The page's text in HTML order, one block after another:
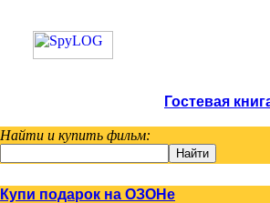
Гостевая
Найти и купить фильм:
Купи подарок на ОЗОНе